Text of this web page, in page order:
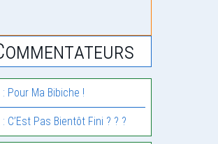
Pour Ma Bibiche !
C’Est Pas Bientôt Fini ? ? ?